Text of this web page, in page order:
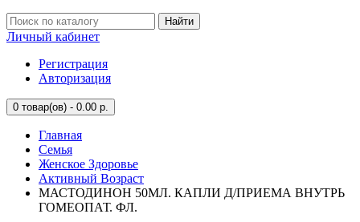
Найти
Личный кабинет
Регистрация
Авторизация
0 товар(ов) - 0.00 р.
Главная
Семья
Женское Здоровье
Активный Возраст
МАСТОДИНОН 50МЛ. КАПЛИ Д/ПРИЕМА ВНУТРЬ
ГОМЕОПАТ. ФЛ.